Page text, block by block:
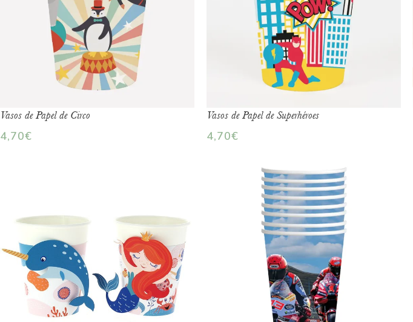
Vasos de Papel de Circo
4,70€
Vasos de Papel de Superhéroes
4,70€